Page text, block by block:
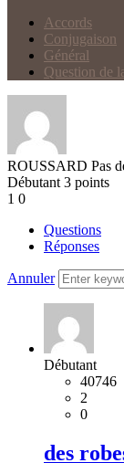
Accords
Conjugaison
Général
Question de
ROUSSARD Pas
Débutant 3 points
1 0
Questions
Réponses
Annuler
Débutant
40746
2
0
des